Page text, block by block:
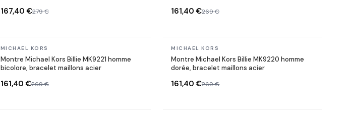
167,40 €279 € 161,40 €269 €
En stock
MICHAEL KORS
Montre Michael Kors Billie MK9221 homme
bicolore, bracelet maillons acier
161,40 €269 €
En stock
MICHAEL KORS
Montre Michael Kors Billie MK9220 homme
dorée, bracelet maillons acier
161,40 €269 €